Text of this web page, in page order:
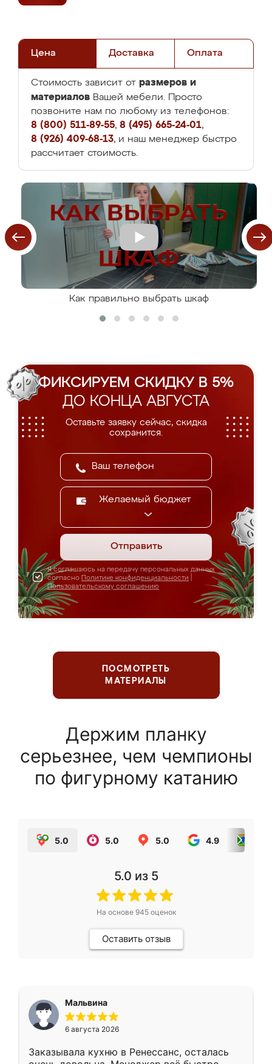
Цена Доставка Оплата
Стоимость зависит от размеров и
материалов Вашей мебели. Просто
позвоните нам по любому из телефонов:
8 (800) 511-89-55, 8 (495) 665-24-01,
8 (926) 409-68-13, и наш менеджер быстро
рассчитает стоимость.
Как правильно выбрать шкаф
ФИКСИРУЕМ СКИДКУ В 5%
ДО КОНЦА АВГУСТА
Оставьте заявку сейчас, скидка
сохранится.
Желаемый бюджет
Отправить
Я соглашаюсь на передачу персональных данных
согласно Политике конфиденциальности
Пользовательскому соглашению
ПОСМОТРЕТЬ
МАТЕРИАЛЫ
Держим планку
серьезнее, чем чемпионы
по фигурному катанию
5.0 5.0 5.0 4.9
5.0 из 5
На основе 945оценок
Оставить отзыв
Мальвина
6 августа 2026
Заказывала кухню в Ренессанс, осталась